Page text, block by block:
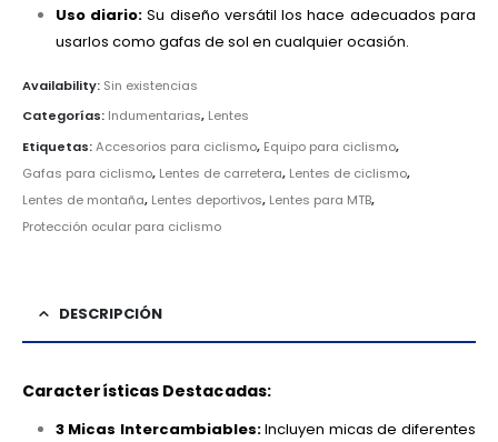
Uso diario: Su diseño versátil los hace adecuados para
usarlos como gafas de sol en cualquier ocasión.
Availability: Sin existencias
Categorías: Indumentarias, Lentes
Etiquetas:Accesorios para ciclismo, Equipo para ciclismo,
Gafas para ciclismo, Lentes de carretera, Lentes de ciclismo,
Lentes de montaña, Lentes deportivos, Lentes para MTB,
Protección ocular para ciclismo
DESCRIPCIÓN
Características Destacadas:
3 Micas Intercambiables:Incluyen micas de diferentes